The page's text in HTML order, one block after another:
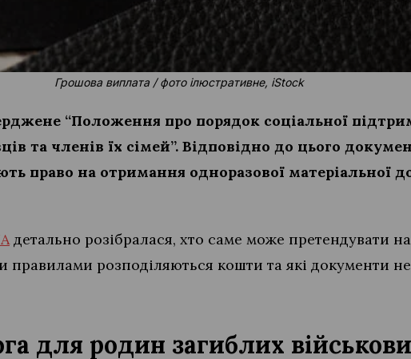
Грошова виплата / фото ілюстративне, iStock
“Положення про порядок соціальної
та членів їх сімей”. Відповідно до цього
право на отримання одноразової матеріальної
детально розібралася, хто саме може претендувати
правилами розподіляються кошти та які документи
для родин загиблих